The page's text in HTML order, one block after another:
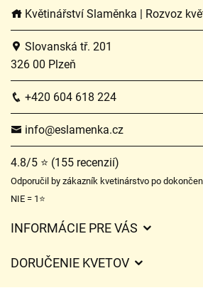
Květinářství Slaměnka | Rozvoz
Slovanská tř. 201
326 00 Plzeň
+420 604 618 224
info@eslamenka.cz
4.8/5 ⭐ (155 recenzií)
Odporučil by zákazník kvetinárstvo po
NIE = 1⭐
INFORMÁCIE PRE VÁS
DORUČENIE KVETOV